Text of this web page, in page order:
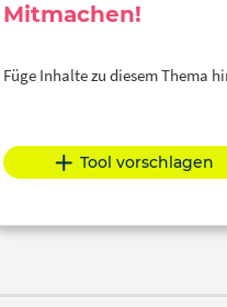
Mitmachen!
Füge Inhalte zu diesem Thema
Tool vorschlagen